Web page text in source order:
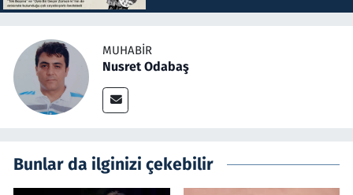
MUHABIR
Nusret Odabaş
Bunlar da ilginizi çekebilir